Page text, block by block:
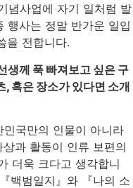
념사업에 자기 일처럼 발
행사는 정말 반가운 일입
을 전합니다.
생께 푹 빠져보고 싶은 구
혹은 장소가 있다면 소개
국만의 인물이 아니라
과 활동이 인류 보편의
더욱 크다고 생각합니
백범일지』와 『나의 소